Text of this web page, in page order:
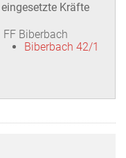
eingesetzte Kräfte
FF Biberbach
Biberbach 42/1